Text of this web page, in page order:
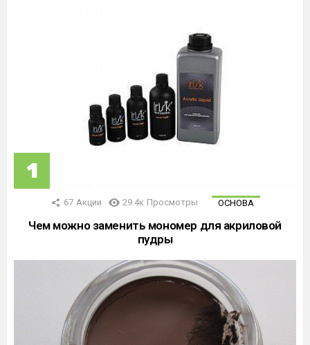
67 Акции 29.4к Просмотры ОСНОВА
Чем можно заменить мономер для акриловой
пудры